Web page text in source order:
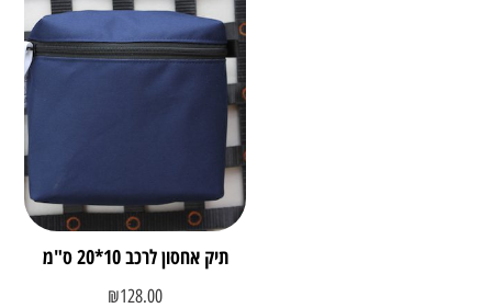
תיק אחסון לרכב 10*20 ס"מ
₪128.00